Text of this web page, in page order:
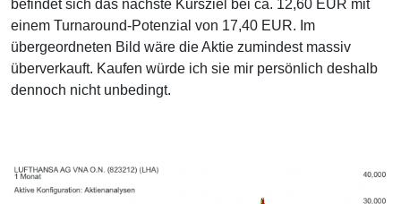
befindet sich das nächste Kursziel bei ca. 12,60 EUR mit
einem Turnaround-Potenzial von 17,40 EUR. Im
übergeordneten Bild wäre die Aktie zumindest massiv
überverkauft. Kaufen würde ich sie mir persönlich deshalb
dennoch nicht unbedingt.